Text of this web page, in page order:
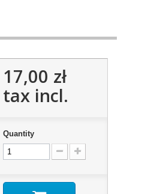
17,00 zł
tax incl.
Quantity